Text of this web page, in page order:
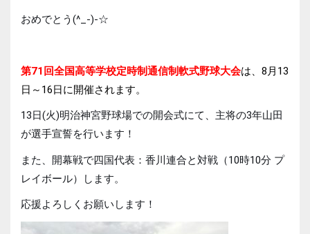
おめでとう(^_-)-☆
第71回全国高等学校定時制通信制軟式野球大会は、8月13
日～16日に開催されます。
13日(火)明治神宮野球場での開会式にて、主将の3年山田
が選手宣誓を行います！
また、開幕戦で四国代表：香川連合と対戦（10時10分 プ
レイボール）します。
応援よろしくお願いします！